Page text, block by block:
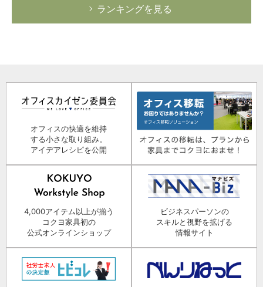
ランキングを見る
オフィスの快適を維持
する小さな取り組み。
アイデアレシピを公開
4,000アイテム以上が揃う
コクヨ家具初の
公式オンラインショップ
ビジネスパーソンの
スキルと視野を拡げる
情報サイト